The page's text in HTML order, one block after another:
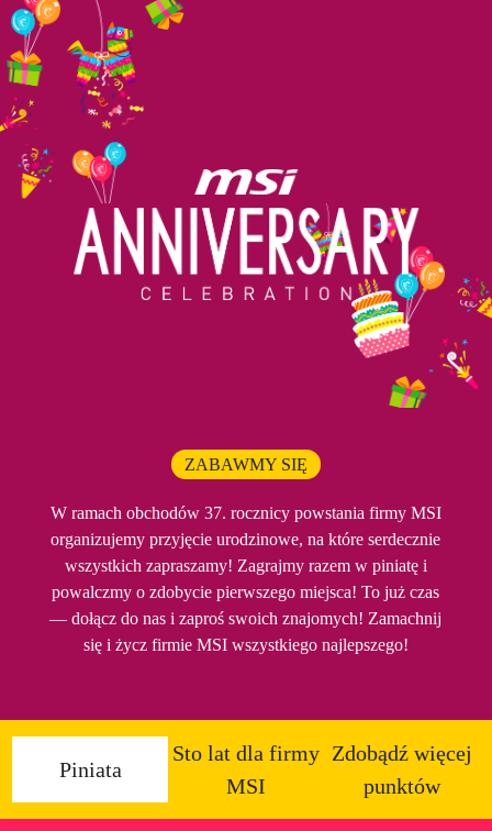
ZABAWMY SIĘ
W ramach obchodów 37. rocznicy powstania firmy MSI
organizujemy przyjęcie urodzinowe, na które serdecznie
wszystkich zapraszamy! Zagrajmy razem w piniatę i
powalczmy o zdobycie pierwszego miejsca! To już czas
— dołącz do nas i zaproś swoich znajomych! Zamachnij
się i życz firmie MSI wszystkiego najlepszego!
Piniata
Sto lat dla firmy
MSI
Zdobądź więcej
punktów